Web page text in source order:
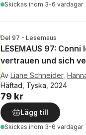
Skickas inom 3-6 vardagar
Del 97 - Lesemaus
LESEMAUS 97:
vertrauen und sich
Av Liane Schneider,
Häftad, Tyska, 2024
79 kr
Lägg till
Skickas inom 3-6 vardagar